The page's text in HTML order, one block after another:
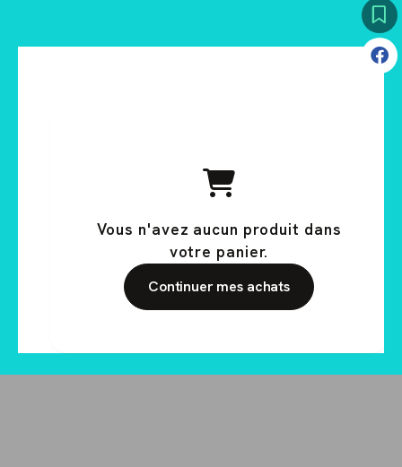
Vous n'avez aucun produit dans
votre panier.
Continuer mes achats